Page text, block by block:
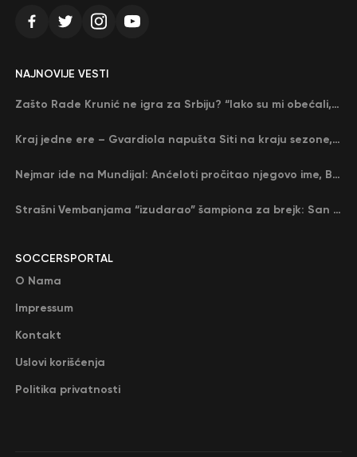
SOCCERSPORTAL
O Nama
Impressum
Kontakt
Uslovi korišćenja
Politika privatnosti
NAJNOVIJE VESTI
Zašto Rade Krunić ne igra za Srbiju? “Iako su mi obećali, niko me nije zvao…”
Kraj jedne ere – Gvardiola napušta Siti na kraju sezone, menja ga njegov nekadašnji rival
Nejmar ide na Mundijal: Anćeloti pročitao njegovo ime, Brazil u delirijumu (VIDEO)
Strašni Vembanjama “izudarao” šampiona za brejk: San Antonio poveo protiv Oklahome